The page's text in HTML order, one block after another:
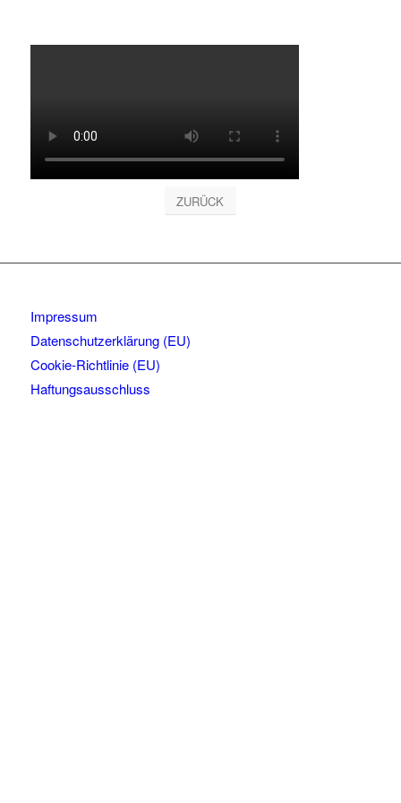
ZURÜCK
Impressum
Datenschutzerklärung (EU)
Cookie-Richtlinie (EU)
Haftungsausschluss